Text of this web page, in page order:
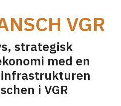
VGR
strategisk
med en
i VGR